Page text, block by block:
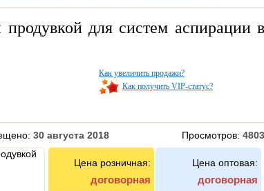
для систем аспирации в
Как увеличить продажи?
Как получить VIP-статус?
30 августа 2018 Просмотров: 4803
Цена розничная:
договорная
Цена оптовая:
договорная